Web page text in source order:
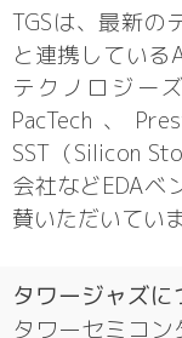
TGSは、最新の
と連携している
テクノロジー
PacTech、
SST（Silicon
会社などEDAベ
賛いただいてい
タワージャズに
タワーセミコン